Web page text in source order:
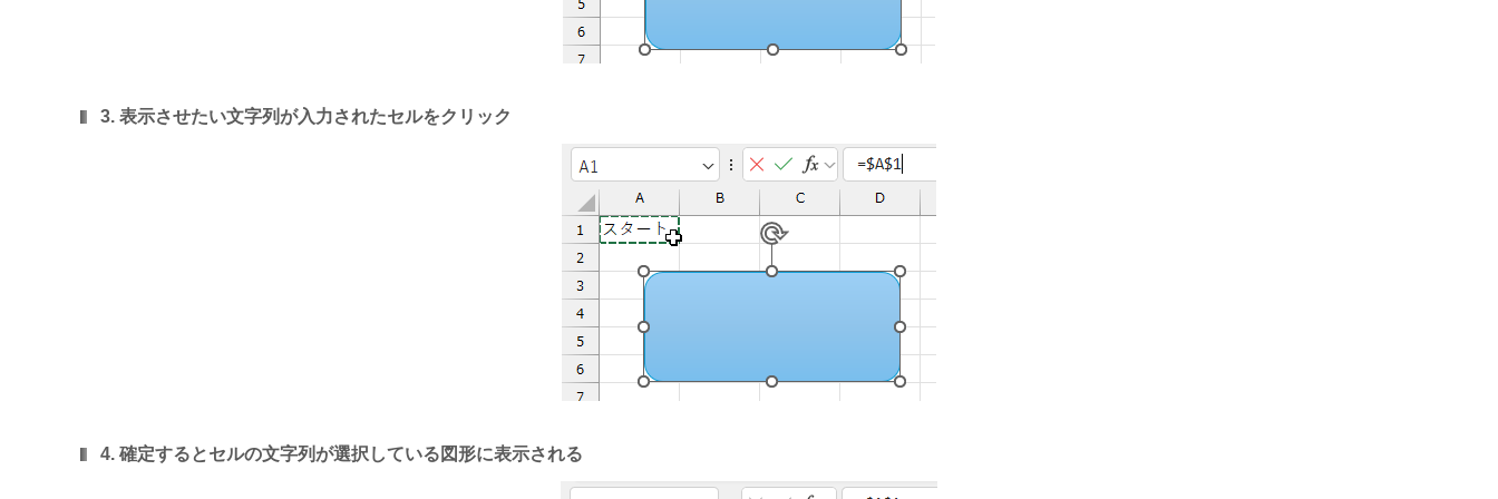
3. 表示させたい文字列が入力されたセルをクリック
4. 確定するとセルの文字列が選択している図形に表示される